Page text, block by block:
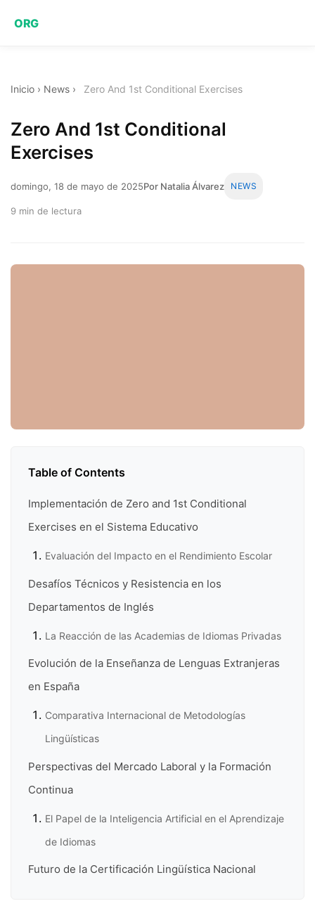
ORG
Inicio › News › Zero And 1st Conditional Exercises
Zero And 1st Conditional
Exercises
domingo, 18 de mayo de 2025Por Natalia Álvarez NEWS
9 min de lectura
Table of Contents
Implementación de Zero and 1st Conditional
Exercises en el Sistema Educativo
Evaluación del Impacto en el Rendimiento Escolar
Desafíos Técnicos y Resistencia en los
Departamentos de Inglés
La Reacción de las Academias de Idiomas Privadas
Evolución de la Enseñanza de Lenguas Extranjeras
en España
Comparativa Internacional de Metodologías
Lingüísticas
Perspectivas del Mercado Laboral y la Formación
Continua
El Papel de la Inteligencia Artificial en el Aprendizaje
de Idiomas
Futuro de la Certificación Lingüística Nacional